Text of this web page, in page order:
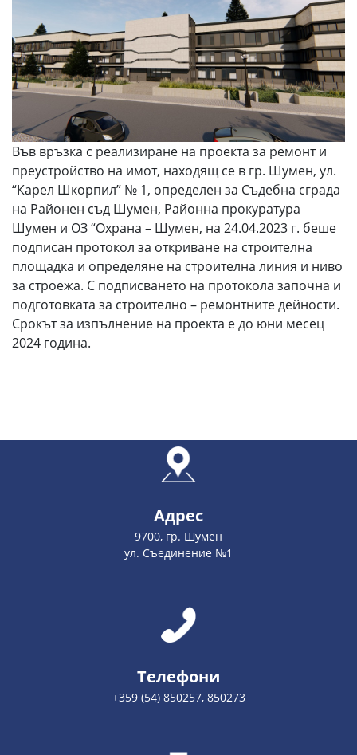
Във връзка с реализиране на проекта за ремонт и
преустройство на имот, находящ се в гр. Шумен, ул.
“Карел Шкорпил” № 1, определен за Съдебна сграда
на Районен съд Шумен, Районна прокуратура
Шумен и ОЗ “Охрана – Шумен, на 24.04.2023 г. беше
подписан протокол за откриване на строителна
площадка и определяне на строителна линия и ниво
за строежа. С подписването на протокола започна и
подготовката за строително – ремонтните дейности.
Срокът за изпълнение на проекта е до юни месец
2024 година.
Адрес
9700, гр. Шумен
ул. Съединение №1
Телефони
+359 (54) 850257, 850273